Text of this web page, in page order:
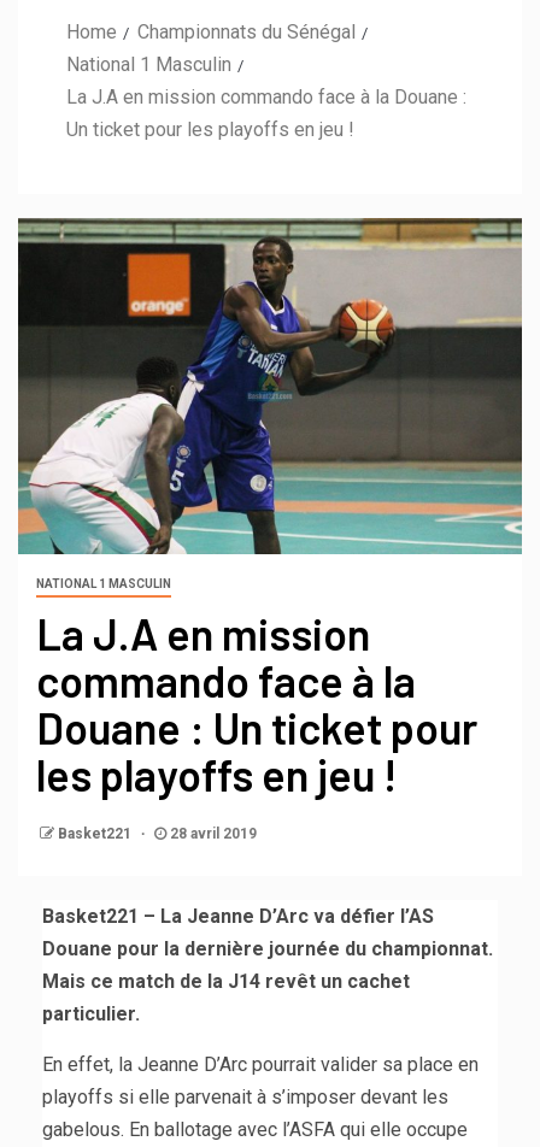
Home
Championnats du Sénégal
National 1 Masculin
La J.A en mission commando face à la Douane :
Un ticket pour les playoffs en jeu !
NATIONAL 1 MASCULIN
La J.A en mission
commando face à la
Douane : Un ticket pour
les playoffs en jeu !
Basket221 28 avril 2019
Basket221 – La Jeanne D’Arc va défier l’AS
Douane pour la dernière journée du championnat.
Mais ce match de la J14 revêt un cachet
particulier.
En effet, la Jeanne D’Arc pourrait valider sa place en
playoffs si elle parvenait à s’imposer devant les
gabelous. En ballotage avec l’ASFA qui elle occupe